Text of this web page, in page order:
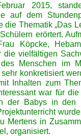
2015,
auf dem
die Thematik „Das
erörtert.
Köpcke,
die vielfältigen
Menschen im
konkretisiert
Inhalten zum
war für
der Babys in den
Mertens in
organisiert.